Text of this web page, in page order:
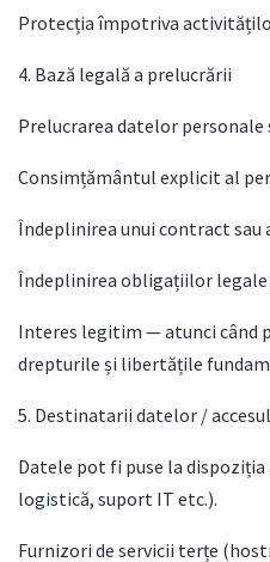
Protecția împotriva
4. Bază legală a prelucrării
Prelucrarea datelor
Consimțământul explicit al
Îndeplinirea unui contract
Îndeplinirea obligațiilor
Interes legitim — atunci când
drepturile și libertățile
5. Destinatarii datelor /
Datele pot fi puse la
logistică, suport IT etc.).
Furnizori de servicii terțe